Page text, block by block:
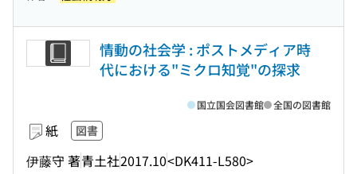
情動の社会学 : ポストメディア時
代における"ミクロ知覚"の探求
紙 図書
伊藤守 著青土社2017.10<DK411-L580>
国立国会図書館 全国の図書館